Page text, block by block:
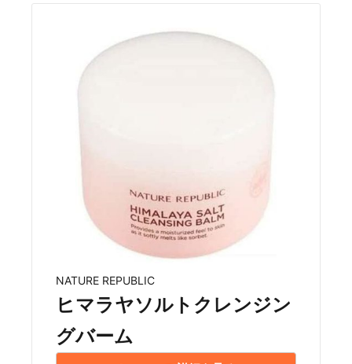
NATURE REPUBLIC
ヒマラヤソルトクレンジン
グバーム